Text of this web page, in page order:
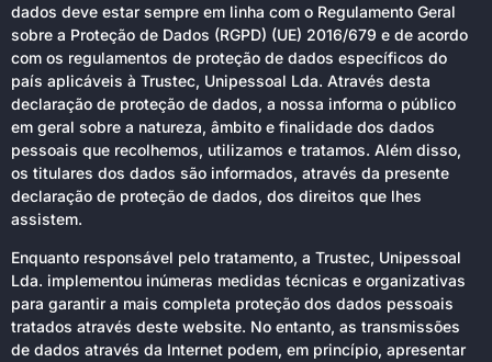
dados deve estar sempre em linha com o Regulamento Geral
sobre a Proteção de Dados (RGPD) (UE) 2016/679 e de acordo
com os regulamentos de proteção de dados específicos do
país aplicáveis à Trustec, Unipessoal Lda. Através desta
declaração de proteção de dados, a nossa informa o público
em geral sobre a natureza, âmbito e finalidade dos dados
pessoais que recolhemos, utilizamos e tratamos. Além disso,
os titulares dos dados são informados, através da presente
declaração de proteção de dados, dos direitos que lhes
assistem.
Enquanto responsável pelo tratamento, a Trustec, Unipessoal
Lda. implementou inúmeras medidas técnicas e organizativas
para garantir a mais completa proteção dos dados pessoais
tratados através deste website. No entanto, as transmissões
de dados através da Internet podem, em princípio, apresentar